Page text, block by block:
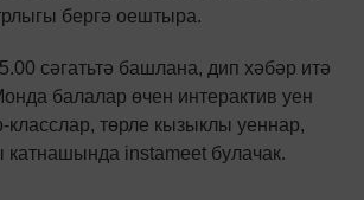
бергә оештыра.
сәгатьтә башлана, дип хәбәр итә
балалар өчен интерактив уен
класслар, төрле кызыклы уеннар,
катнашында instameet булачак.